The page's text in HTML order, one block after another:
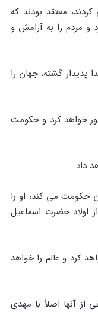
مى کردند، معتقد بودند که
و مردم را به آرامش و
پدیدار گشته، جهان را
خواهد کرد و حکومت
حکومت مى کند، او را
اولاد حضرت اسماعیل
کرد و عالم را خواهد
آنها اصلاً با مهدى